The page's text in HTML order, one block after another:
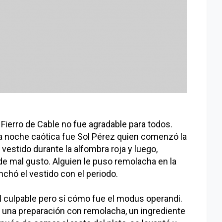
de Cable no fue agradable para todos.
noche caótica fue Sol Pérez quien comenzó la
durante la alfombra roja y luego,
mal gusto. Alguien le puso remolacha en la
el vestido con el periodo.
pero sí cómo fue el modus operandi.
preparación con remolacha, un ingrediente